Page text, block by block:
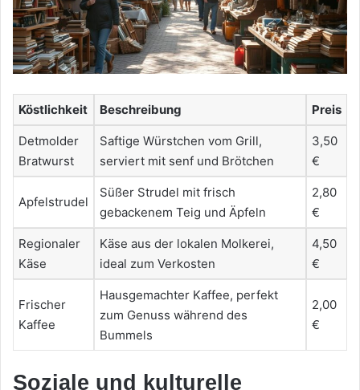
Köstlichkeit Beschreibung Preis
Detmolder
Bratwurst
Saftige Würstchen vom Grill,
serviert mit senf und Brötchen
3,50
€
Apfelstrudel
Süßer Strudel mit frisch
gebackenem Teig und Äpfeln
2,80
€
Regionaler
Käse
Käse aus der lokalen Molkerei,
ideal zum Verkosten
4,50
€
Frischer
Kaffee
Hausgemachter Kaffee, perfekt
zum Genuss während des
Bummels
2,00
€
Soziale und kulturelle